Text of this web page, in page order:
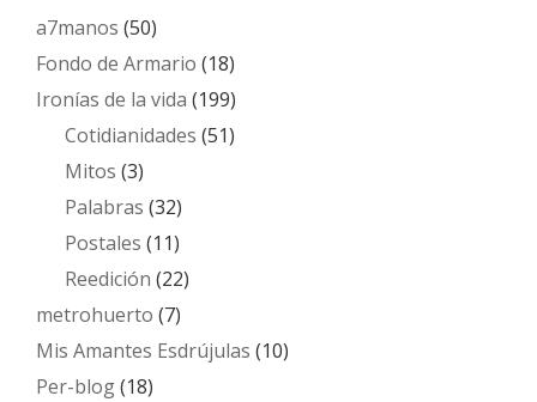
a7manos (50)
Fondo de Armario (18)
Ironías de la vida (199)
Cotidianidades (51)
Mitos (3)
Palabras (32)
Postales (11)
Reedición (22)
metrohuerto (7)
Mis Amantes Esdrújulas (10)
Per-blog(18)